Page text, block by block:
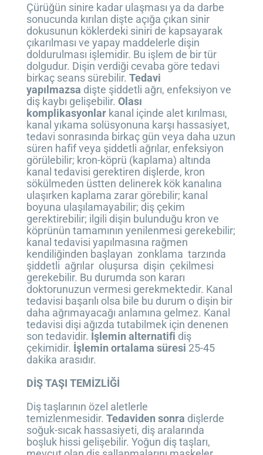
Çürüğün sinire kadar ulaşması ya da darbe
sonucunda kırılan dişte açığa çıkan sinir
dokusunun köklerdeki siniri de kapsayarak
çıkarılması ve yapay maddelerle dişin
doldurulması işlemidir. Bu işlem de bir tür
dolgudur. Dişin verdiği cevaba göre tedavi
birkaç seans sürebilir. Tedavi
yapılmazsa dişte şiddetli ağrı, enfeksiyon ve
diş kaybı gelişebilir. Olası
komplikasyonlarkanal içinde alet kırılması,
kanal yıkama solüsyonuna karşı hassasiyet,
tedavi sonrasında birkaç gün veya daha uzun
süren hafif veya şiddetli ağrılar, enfeksiyon
görülebilir; kron-köprü (kaplama) altında
kanal tedavisi gerektiren dişlerde, kron
sökülmeden üstten delinerek kök kanalına
ulaşırken kaplama zarar görebilir; kanal
boyuna ulaşılamayabilir; diş çekim
gerektirebilir; ilgili dişin bulunduğu kron ve
köprünün tamamının yenilenmesi gerekebilir;
kanal tedavisi yapılmasına rağmen
kendiliğinden başlayan zonklama tarzında
şiddetli ağrılar oluşursa dişin çekilmesi
gerekebilir. Bu durumda son kararı
doktorunuzun vermesi gerekmektedir. Kanal
tedavisi başarılı olsa bile bu durum o dişin bir
daha ağrımayacağı anlamına gelmez. Kanal
tedavisi dişi ağızda tutabilmek için denenen
son tedavidir. İşlemin alternatifi diş
çekimidir. İşlemin ortalama süresi 25-45
dakika arasıdır.
DİŞ TAŞI TEMİZLİĞİ
Diş taşlarının özel aletlerle
temizlenmesidir. Tedaviden sonra dişlerde
soğuk-sıcak hassasiyeti, diş aralarında
boşluk hissi gelişebilir. Yoğun diş taşları,